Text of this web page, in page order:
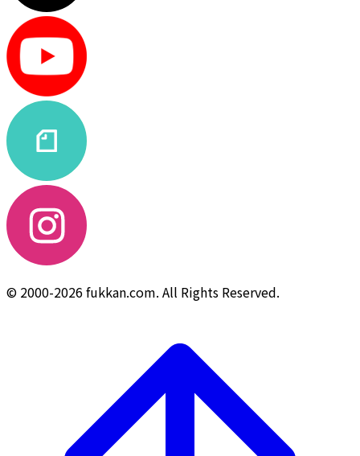
© 2000-2026 fukkan.com. All Rights Reserved.